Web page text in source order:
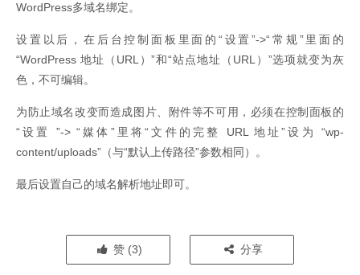
WordPress多域名绑定。
设置以后，在后台控制面板里面的“设置”->“常规”里面的
“WordPress 地址（URL）”和“站点地址（URL）”选项就变为灰
色，不可编辑。
为防止域名改变而造成图片、附件等不可用，必须在控制面板的
“设置 ”-> “媒体”里将“文件的完整 URL 地址”设为 “wp-
content/uploads”（与“默认上传路径”参数相同）。
最后设置自己的域名解析地址即可。
赞 (3) 分享